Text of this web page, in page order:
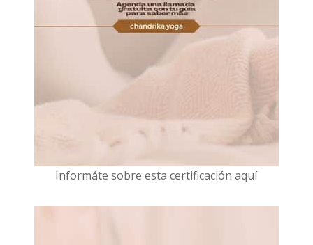
Informáte sobre esta certificación aquí